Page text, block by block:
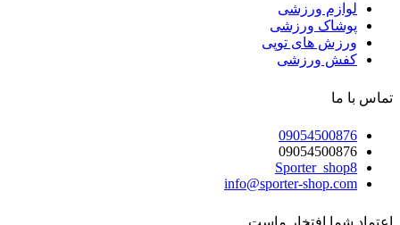
لوازم ورزشی
پوشاک ورزشی
ورزش های توپی
کفش ورزشی
تماس با ما
09054500876
09054500876
Sporter_shop8
info@sporter-shop.com